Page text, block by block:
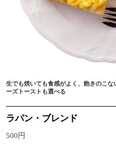
生でも焼いても食感がよく、飽きのこ
ーズトーストも選べる
ラパン・ブレンド
500円